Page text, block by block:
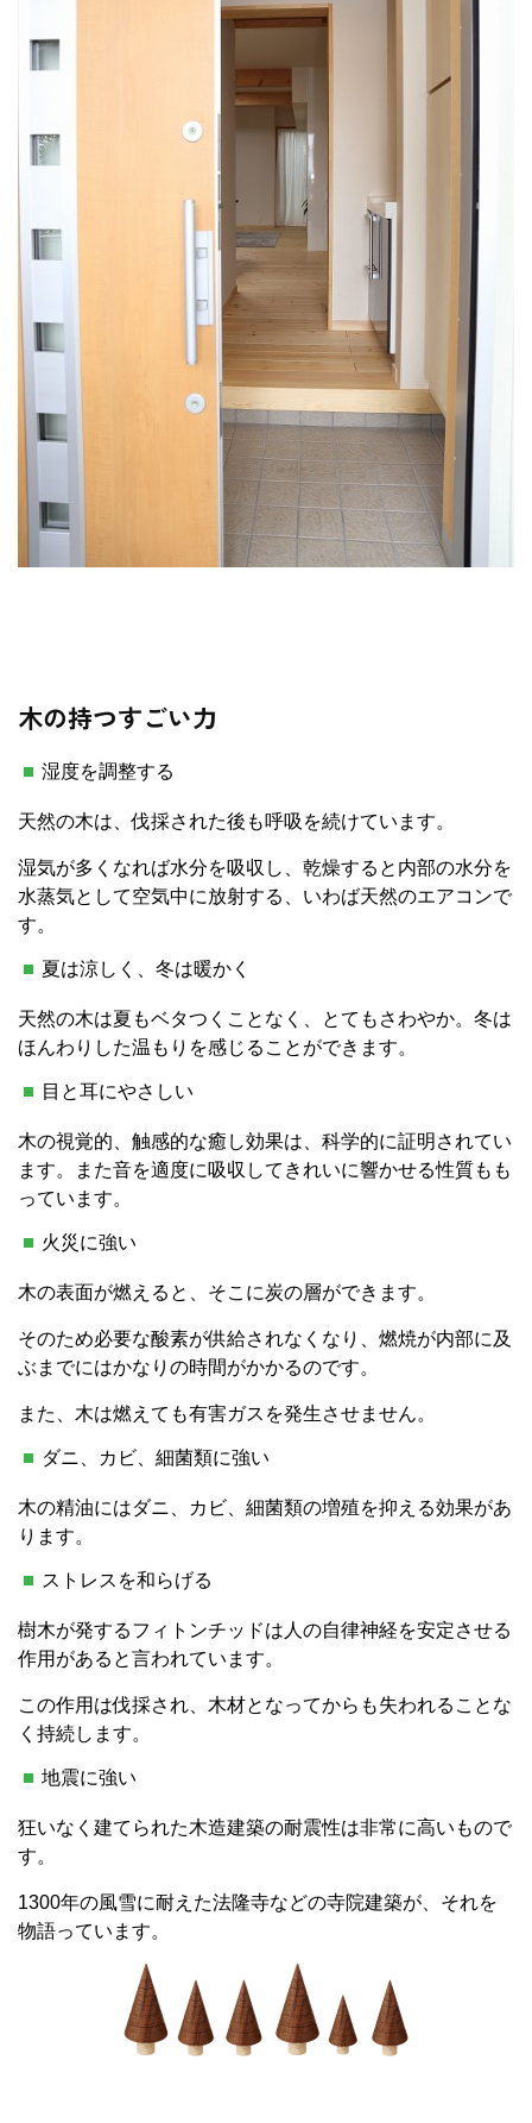
木の持つすごい力
湿度を調整する
天然の木は、伐採された後も呼吸を続けています。
湿気が多くなれば水分を吸収し、乾燥すると内部の水分を
水蒸気として空気中に放射する、いわば天然のエアコンで
す。
夏は涼しく、冬は暖かく
天然の木は夏もベタつくことなく、とてもさわやか。冬は
ほんわりした温もりを感じることができます。
目と耳にやさしい
木の視覚的、触感的な癒し効果は、科学的に証明されてい
ます。また音を適度に吸収してきれいに響かせる性質もも
っています。
火災に強い
木の表面が燃えると、そこに炭の層ができます。
そのため必要な酸素が供給されなくなり、燃焼が内部に及
ぶまでにはかなりの時間がかかるのです。
また、木は燃えても有害ガスを発生させません。
ダニ、カビ、細菌類に強い
木の精油にはダニ、カビ、細菌類の増殖を抑える効果があ
ります。
ストレスを和らげる
樹木が発するフィトンチッドは人の自律神経を安定させる
作用があると言われています。
この作用は伐採され、木材となってからも失われることな
く持続します。
地震に強い
狂いなく建てられた木造建築の耐震性は非常に高いもので
す。
1300年の風雪に耐えた法隆寺などの寺院建築が、それを
物語っています。